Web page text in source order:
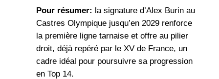
Pour résumer: la signature d’Alex Burin au
Castres Olympique jusqu’en 2029 renforce
la première ligne tarnaise et offre au pilier
droit, déjà repéré par le XV de France, un
cadre idéal pour poursuivre sa progression
en Top 14.